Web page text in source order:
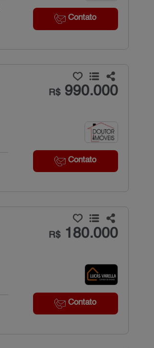
Contato
R$990.000
Contato
R$180.000
Contato